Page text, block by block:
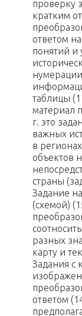
проверку
кратким
ответом
понятий и
таблицы
материал
г. это
важных
в
объектов
страны
Задание
(схемой)
разных
карту и
Задания с
ответом